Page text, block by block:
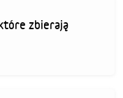
zbierają